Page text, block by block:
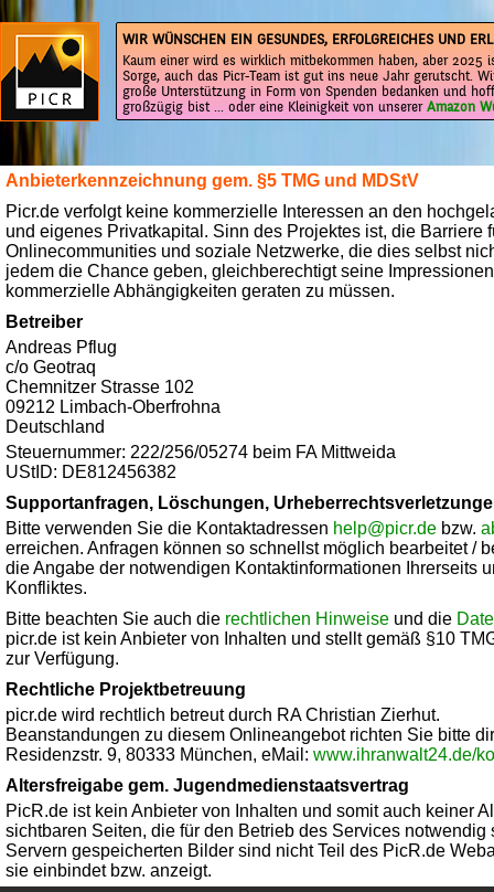
WIR WÜNSCHEN EIN GESUNDES, ERFOLGREICHES UND
Kaum einer wird es wirklich mitbekommen haben, aber 2025
Sorge, auch das Picr-Team ist gut ins neue Jahr gerutscht.
große Unterstützung in Form von Spenden bedanken und
großzügig bist ... oder eine Kleinigkeit von unsererAmazon
Anbieterkennzeichnung gem. §5 TMG und MDStV
Picr.de verfolgt keine kommerzielle Interessen an den
und eigenes Privatkapital. Sinn des Projektes ist, die Barriere
Onlinecommunities und soziale Netzwerke, die dies selbst
jedem die Chance geben, gleichberechtigt seine
kommerzielle Abhängigkeiten geraten zu müssen.
Betreiber
Andreas Pflug
c/o Geotraq
Chemnitzer Strasse 102
09212 Limbach-Oberfrohna
Deutschland
Steuernummer: 222/256/05274 beim FA Mittweida
UStID: DE812456382
Supportanfragen, Löschungen,
Bitte verwenden Sie die Kontaktadressen help@picr.de bzw.
erreichen. Anfragen können so schnellst möglich bearbeitet /
die Angabe der notwendigen Kontaktinformationen Ihrerseits
Konfliktes.
Bitte beachten Sie auch die rechtlichen Hinweise und die
picr.de ist kein Anbieter von Inhalten und stellt gemäß §10
zur Verfügung.
Rechtliche Projektbetreuung
picr.de wird rechtlich betreut durch RA Christian Zierhut.
Beanstandungen zu diesem Onlineangebot richten Sie bitte
Residenzstr. 9, 80333 München, eMail: www.ihranwalt24.de/
Altersfreigabe gem. Jugendmedienstaatsvertrag
PicR.de ist kein Anbieter von Inhalten und somit auch keiner
sichtbaren Seiten, die für den Betrieb des Services
Servern gespeicherten Bilder sind nicht Teil des PicR.de
sie einbindet bzw. anzeigt.